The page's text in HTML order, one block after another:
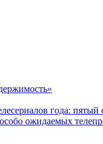
года:
ожидаемых